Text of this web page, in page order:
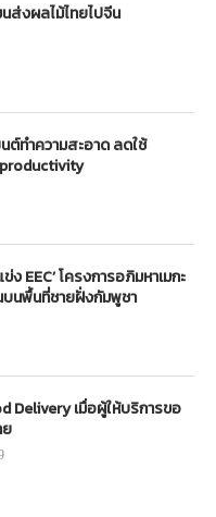
ส่งผลไม้ไทยไปจีน
ต์ทำความสะอาด ลดใช้
ง EEC’ โครงการอภิมหาเมกะ
บนพื้นที่ชายฝั่งกัมพูชา
Delivery เมื่อผู้ให้บริการขอ